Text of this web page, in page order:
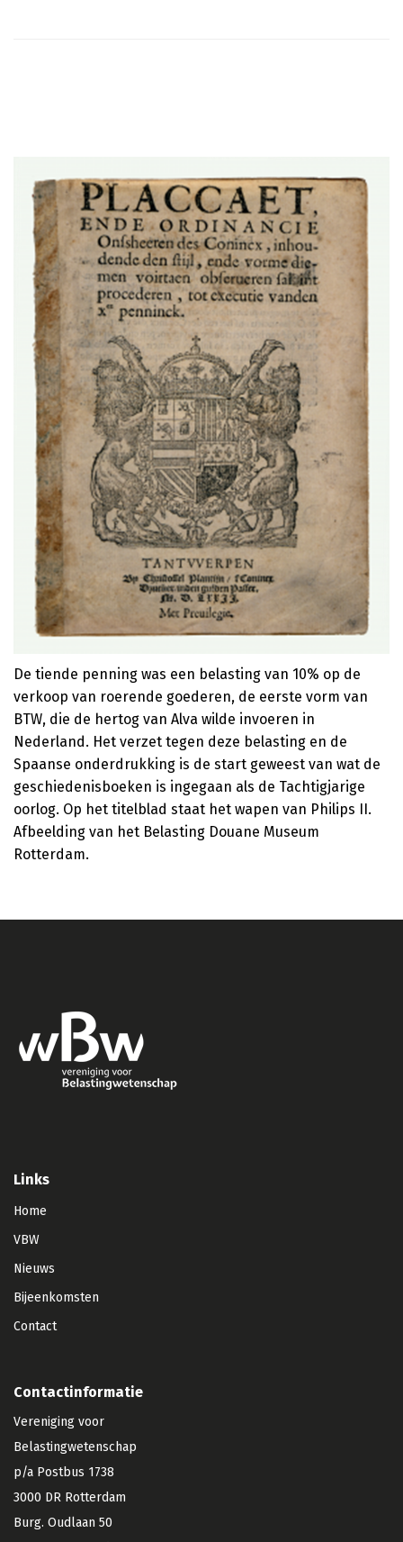
De tiende penning was een belasting van 10% op de
verkoop van roerende goederen, de eerste vorm van
BTW, die de hertog van Alva wilde invoeren in
Nederland. Het verzet tegen deze belasting en de
Spaanse onderdrukking is de start geweest van wat de
geschiedenisboeken is ingegaan als de Tachtigjarige
oorlog. Op het titelblad staat het wapen van Philips II.
Afbeelding van het Belasting Douane Museum
Rotterdam.
Links
Home
VBW
Nieuws
Bijeenkomsten
Contact
Contactinformatie
Vereniging voor
Belastingwetenschap
p/a Postbus 1738
3000 DR Rotterdam
Burg. Oudlaan 50